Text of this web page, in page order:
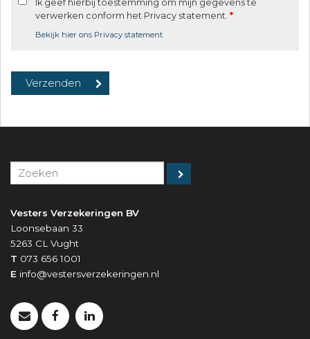
Ik geef hierbij toestemming om mijn gegevens te
verwerken conform het Privacy statement. *
Bekijk hier ons Privacy statement
Vesters Verzekeringen BV
Loonsebaan 33
5263 CL Vught
T 073 656 1001
E info@vestersverzekeringen.nl